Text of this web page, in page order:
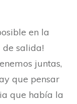
en la
salida!
juntas,
que pensar
que había la